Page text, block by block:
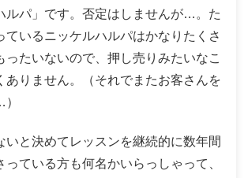
ルパ」です。否定はしませんが…。た
ているニッケルハルパはかなりたくさ
ったいないので、押し売りみたいなこ
ありません。（それでまたお客さんを
いと決めてレッスンを継続的に数年間
っている方も何名かいらっしゃって、